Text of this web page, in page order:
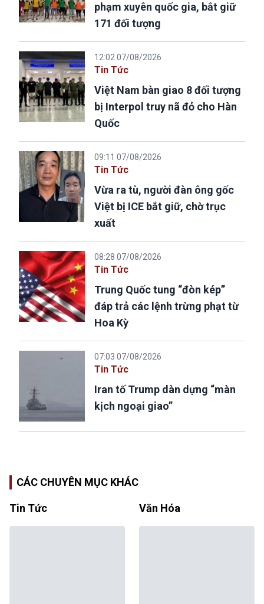
phạm xuyên quốc gia, bắt giữ
171 đối tượng
12:02 07/08/2026
Tin Tức
Việt Nam bàn giao 8 đối tượng
bị Interpol truy nã đỏ cho Hàn
Quốc
09:11 07/08/2026
Tin Tức
Vừa ra tù, người đàn ông gốc
Việt bị ICE bắt giữ, chờ trục
xuất
08:28 07/08/2026
Tin Tức
Trung Quốc tung “đòn kép”
đáp trả các lệnh trừng phạt từ
Hoa Kỳ
07:03 07/08/2026
Tin Tức
Iran tố Trump dàn dựng “màn
kịch ngoại giao”
CÁC CHUYÊN MỤC KHÁC
Tin Tức Văn Hóa